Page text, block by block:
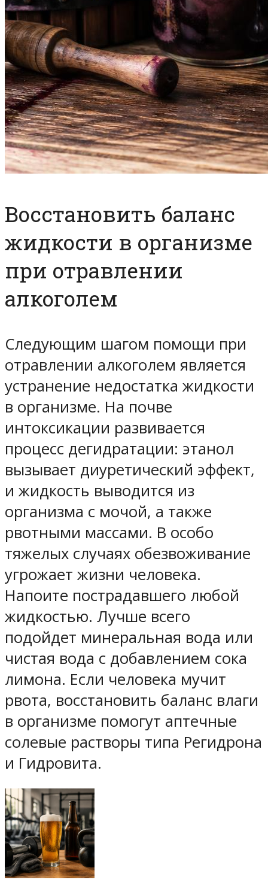
Восстановить баланс
жидкости в организме
при отравлении
алкоголем
Следующим шагом помощи при
отравлении алкоголем является
устранение недостатка жидкости
в организме. На почве
интоксикации развивается
процесс дегидратации: этанол
вызывает диуретический эффект,
и жидкость выводится из
организма с мочой, а также
рвотными массами. В особо
тяжелых случаях обезвоживание
угрожает жизни человека.
Напоите пострадавшего любой
жидкостью. Лучше всего
подойдет минеральная вода или
чистая вода с добавлением сока
лимона. Если человека мучит
рвота, восстановить баланс влаги
в организме помогут аптечные
солевые растворы типа Регидрона
и Гидровита.